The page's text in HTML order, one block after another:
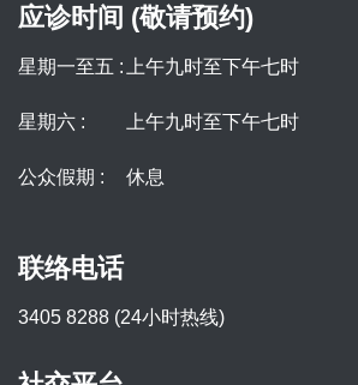
应诊时间 (敬请预约)
星期一至五 : 上午九时至下午七时
星期六 : 上午九时至下午七时
公众假期 : 休息
联络电话
3405 8288 (24小时热线)